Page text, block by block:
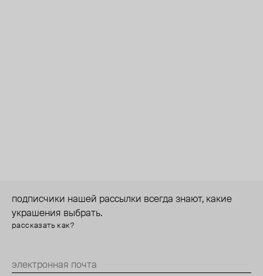
подписчики нашей рассылки всегда знают, какие
украшения выбрать.
рассказать как?